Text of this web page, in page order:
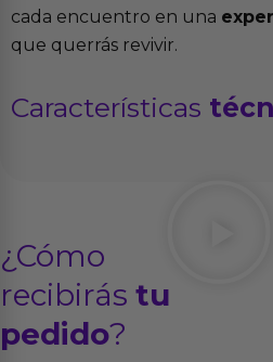
cada encuentro en una
que querrás revivir.
Características
¿Cómo
recibirás tu
pedido?